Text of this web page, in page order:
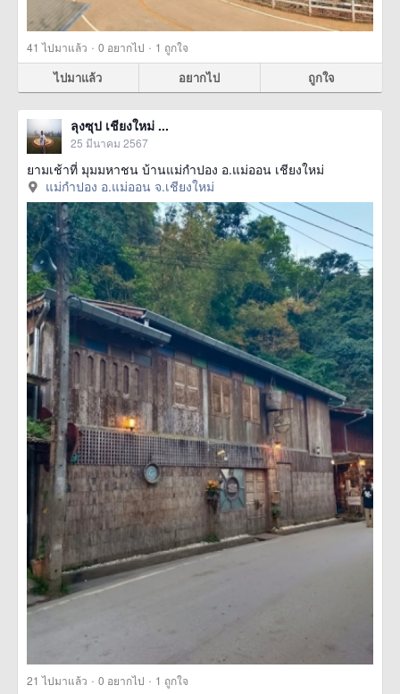
41 ไปมาแล้ว · 0 อยากไป · 1 ถูกใจ
ไปมาแล้ว อยากไป ถูกใจ
ลุงซุป เชียงใหม่ ...
25 มีนาคม 2567
ยามเช้าที่ มุมมหาชน บ้านแม่กำปอง อ.แม่ออน เชียงใหม่
แม่กำปอง อ.แม่ออน จ.เชียงใหม่
21 ไปมาแล้ว · 0 อยากไป · 1 ถูกใจ